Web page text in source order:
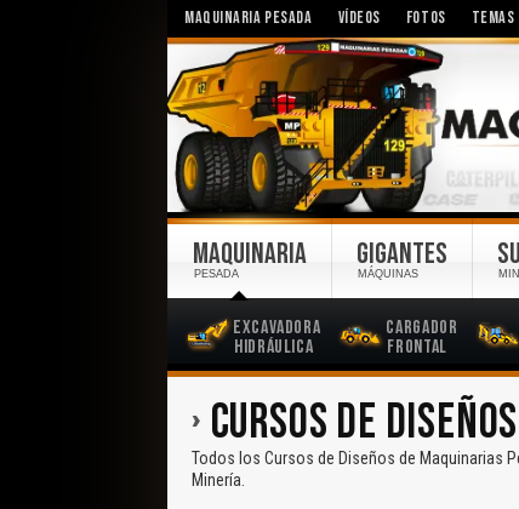
MAQUINARIA PESADA VÍDEOS FOTOS TEMAS
MAQUINARIA
PESADA
Excavadora
Hidráulica
Cargador
Frontal
GIGANTES
MÁQUINAS
CURSOS DE DISEÑOS
Todos los Cursos de Diseños de Maquinarias
Minería.